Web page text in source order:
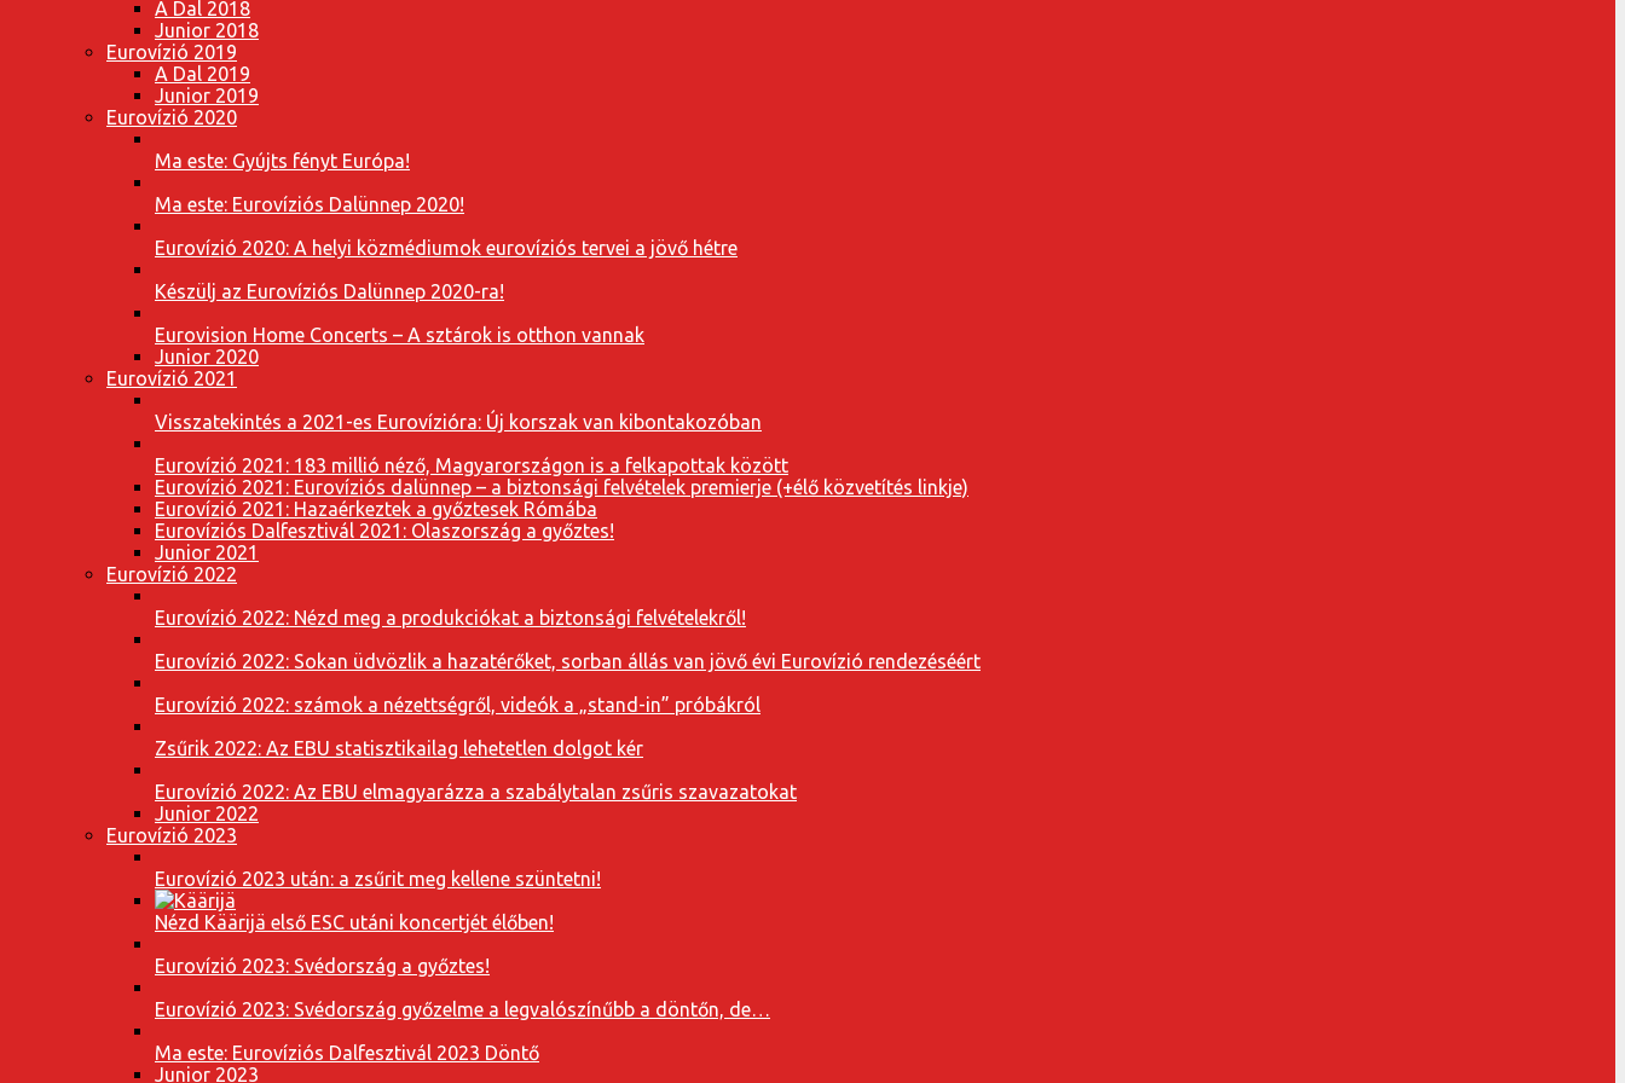
A Dal 2018
Junior 2018
Eurovízió 2019
A Dal 2019
Junior 2019
Eurovízió 2020
Ma este: Gyújts fényt Európa!
Ma este: Eurovíziós Dalünnep 2020!
Eurovízió 2020: A helyi közmédiumok eurovíziós tervei a jövő hétre
Készülj az Eurovíziós Dalünnep 2020-ra!
Eurovision Home Concerts – A sztárok is otthon vannak
Junior 2020
Eurovízió 2021
Visszatekintés a 2021-es Eurovízióra: Új korszak van kibontakozóban
Eurovízió 2021: 183 millió néző, Magyarországon is a felkapottak között
Eurovízió 2021: Eurovíziós dalünnep – a biztonsági felvételek premierje (+élő közvetítés linkje)
Eurovízió 2021: Hazaérkeztek a győztesek Rómába
Eurovíziós Dalfesztivál 2021: Olaszország a győztes!
Junior 2021
Eurovízió 2022
Eurovízió 2022: Nézd meg a produkciókat a biztonsági felvételekről!
Eurovízió 2022: Sokan üdvözlik a hazatérőket, sorban állás van jövő évi Eurovízió rendezéséért
Eurovízió 2022: számok a nézettségről, videók a „stand-in” próbákról
Zsűrik 2022: Az EBU statisztikailag lehetetlen dolgot kér
Eurovízió 2022: Az EBU elmagyarázza a szabálytalan zsűris szavazatokat
Junior 2022
Eurovízió 2023
Eurovízió 2023 után: a zsűrit meg kellene szüntetni!
Nézd Käärijä első ESC utáni koncertjét élőben!
Eurovízió 2023: Svédország a győztes!
Eurovízió 2023: Svédország győzelme a legvalószínűbb a döntőn, de…
Ma este: Eurovíziós Dalfesztivál 2023 Döntő
Junior 2023